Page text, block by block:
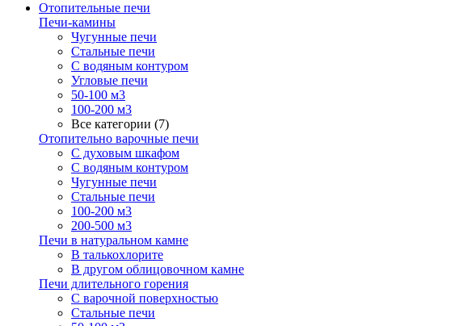
Отопительные печи
Печи-камины
Чугунные печи
Стальные печи
С водяным контуром
Угловые печи
50-100 м3
100-200 м3
Все категории (7)
Отопительно варочные печи
С духовым шкафом
С водяным контуром
Чугунные печи
Стальные печи
100-200 м3
200-500 м3
Печи в натуральном камне
В талькохлорите
В другом облицовочном камне
Печи длительного горения
С варочной поверхностью
Стальные печи